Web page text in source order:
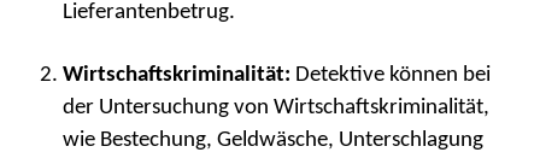
Lieferantenbetrug.
Wirtschaftskriminalität: Detektive können bei
der Untersuchung von Wirtschaftskriminalität,
wie Bestechung, Geldwäsche, Unterschlagung